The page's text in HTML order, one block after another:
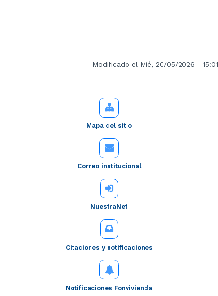
Modificado el Mié, 20/05/2026 - 15:01
Mapa del sitio
Correo institucional
NuestraNet
Citaciones y notificaciones
Notificaciones Fonvivienda